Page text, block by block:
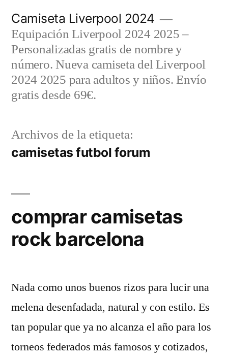
contenido
Camiseta Liverpool 2024
Equipación Liverpool 2024 2025 –
Personalizadas gratis de nombre y
número. Nueva camiseta del Liverpool
2024 2025 para adultos y niños. Envío
gratis desde 69€.
Archivos de la etiqueta:
camisetas futbol forum
comprar camisetas
rock barcelona
Nada como unos buenos rizos para lucir una
melena desenfadada, natural y con estilo. Es
tan popular que ya no alcanza el año para los
torneos federados más famosos y cotizados,